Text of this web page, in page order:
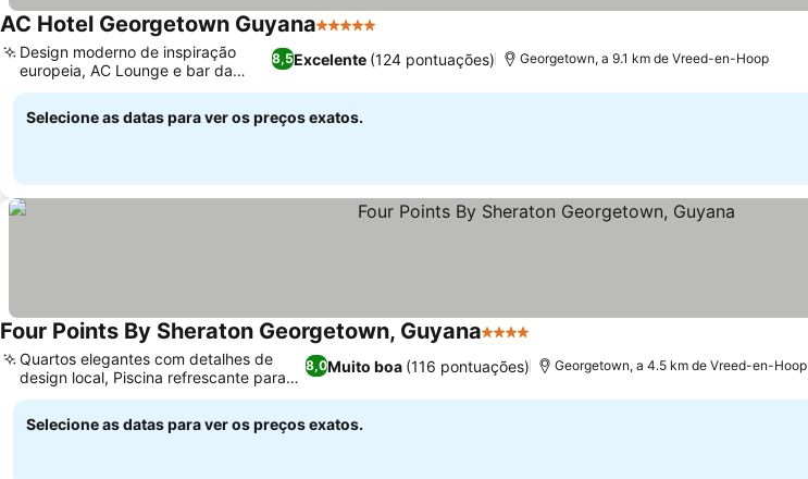
AC Hotel Georgetown Guyana5 Estrelas
8,5Excelente (124 pontuações)
Design moderno de inspiração
europeia, AC Lounge e bar da
piscina
Georgetown, a 9.1 km de Vreed-en-Hoop
Selecione as datas para ver os preços exatos.
Four Points By Sheraton Georgetown, Guyana4 Estrelas
8,0Muito boa (116 pontuações)
Quartos elegantes com detalhes de
design local, Piscina refrescante para
natação
Georgetown, a 4.5 km de Vreed-en-Hoop
Selecione as datas para ver os preços exatos.